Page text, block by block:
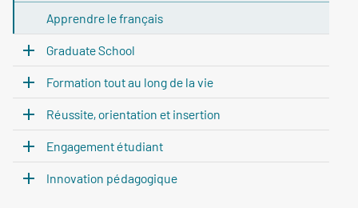
Apprendre le français
Graduate School
Formation tout au long de la vie
Réussite, orientation et insertion
Engagement étudiant
Innovation pédagogique